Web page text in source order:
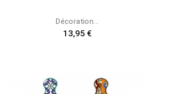
Décoration...
Preis
13,95 €